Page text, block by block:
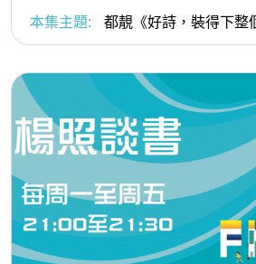
本集主題:
都靚《好詩，裝得下整